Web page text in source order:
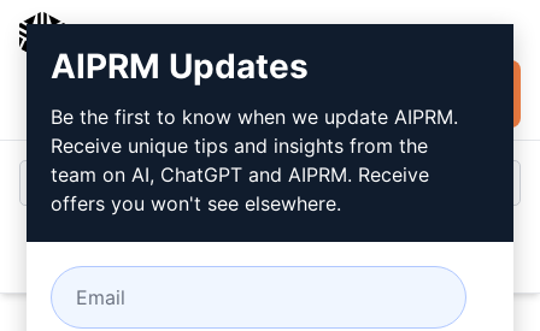
gratuitamente
AIPRM Updates
Be the first to know when we update AIPRM.
Receive unique tips and insights from the
team on AI, ChatGPT and AIPRM. Receive
offers you won't see elsewhere.